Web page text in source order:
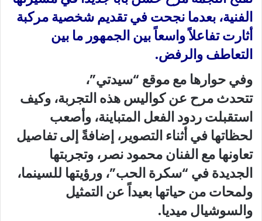
الفنية، بعدما نجحت في تقديم شخصية مركبة
أثارت تفاعلاً واسعاً بين الجمهور ما بين
التعاطف والرفض.
وفي حوارها مع موقع “سيدتي”،
تتحدثمرح عن كواليس هذه التجربة، وكيف
استقبلت ردود الفعل المتباينة، وأصعب
لحظاتها في أثناء التصوير، إضافةً إلى تفاصيل
تعاونها مع الفنان محمود نصر، وتجربتها
الجديدة في “سكرة الحب”، ورؤيتها للسينما،
ولمحات من حياتها بعيداً عن التمثيل
والسوشيال ميديا.